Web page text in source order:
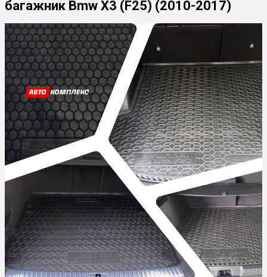
багажник Bmw X3 (F25) (2010-2017)